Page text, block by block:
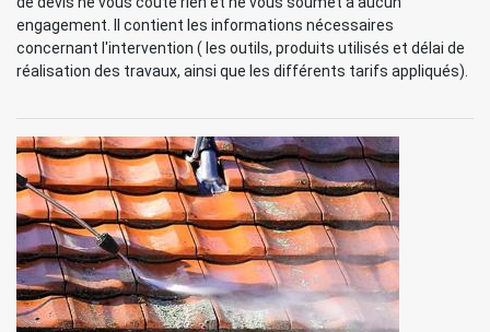
engagement. Il contient les informations nécessaires
concernant l'intervention ( les outils, produits utilisés et délai de
réalisation des travaux, ainsi que les différents tarifs appliqués).